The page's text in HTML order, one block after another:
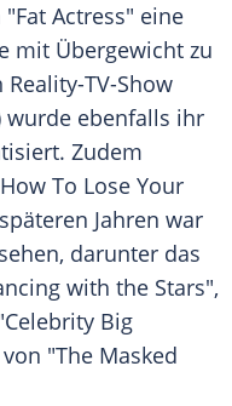
Actress" eine
mit Übergewicht zu
TV-Show
wurde ebenfalls ihr
Zudem
To Lose Your
Jahren war
darunter das
with the Stars",
Big
"The Masked